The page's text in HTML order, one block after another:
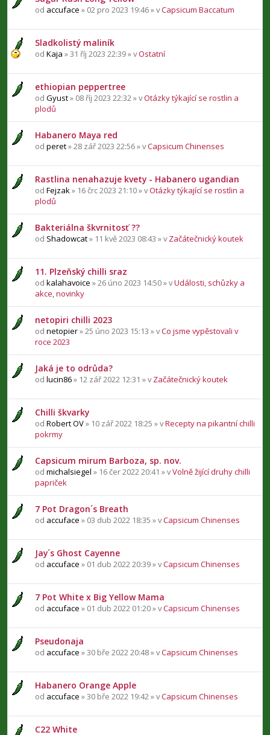
od accuface » 02 pro 2023 19:46 » vCapsicum Baccatum
Sladkolistý maliník
od Kaja » 31 říj 2023 22:39 » vOstatní
ethiopian peppertree
od Gyust» 08 říj 2023 22:32 » vOtázky týkající se rostlin a
plodů
Habanero Maya red
od peret» 28 zář 2023 22:56 » vCapsicum Chinenses
Rastlina nenahazuje kvety - Habanero ugandian
od Fejzak » 16 črc 2023 21:10 » vOtázky týkající se rostlin a
plodů
Bakteriálna škvrnitosť ??
od Shadowcat» 11 kvě 2023 08:43 » vZačátečnický koutek
11. Plzeňský chilli sraz
od kalahavoice » 26 úno 2023 14:50 » vUdálosti, schůzky a
akce, novinky
netopiri chilli 2023
od netopier» 25 úno 2023 15:13 » vCo jsme vypěstovali v
roce 2023
Jaká je to odrůda?
od lucin86» 12 zář 2022 12:31 » vZačátečnický koutek
Chilli škvarky
od Robert OV» 10 zář 2022 18:25 » vRecepty na pikantní chilli
pokrmy
Capsicum mirum Barboza, sp. nov.
od michalsiegel » 16 čer 2022 20:41 » vVolně žijící druhy chilli
papriček
7 Pot Dragon´s Breath
od accuface » 03 dub 2022 18:35 » vCapsicum Chinenses
Jay´s Ghost Cayenne
od accuface » 01 dub 2022 20:39 » vCapsicum Chinenses
7 Pot White x Big Yellow Mama
od accuface » 01 dub 2022 01:20 » vCapsicum Chinenses
Pseudonaja
od accuface » 30 bře 2022 20:48 » vCapsicum Chinenses
Habanero Orange Apple
od accuface » 30 bře 2022 19:42 » vCapsicum Chinenses
C22 White